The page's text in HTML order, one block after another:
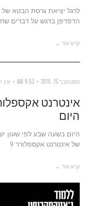
הדפדפן בדגש על דברים
קרא עוד ←
ספטמבר 15, 2010 9:53 AM אין
היום
היום בשעה שבע לפי שעון
של אינטרנט אקספלורר 9
קרא עוד ←